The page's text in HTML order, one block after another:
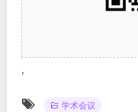
,
学术会议